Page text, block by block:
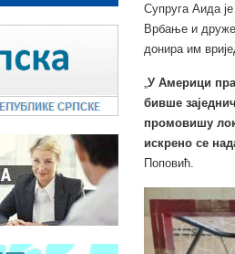
Супруга Аида
Врбање и
донира им
У Америци
бивше
промовишу
искрено се
Поповић.